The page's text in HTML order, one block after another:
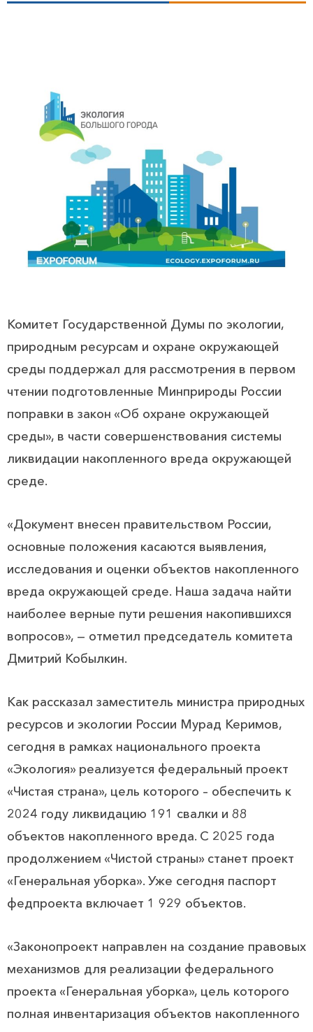
Комитет Государственной Думы по экологии,
природным ресурсам и охране окружающей
среды поддержал для рассмотрения в первом
чтении подготовленные Минприроды России
поправки в закон «Об охране окружающей
среды», в части совершенствования системы
ликвидации накопленного вреда окружающей
среде.
«Документ внесен правительством России,
основные положения касаются выявления,
исследования и оценки объектов накопленного
вреда окружающей среде. Наша задача найти
наиболее верные пути решения накопившихся
вопросов», — отметил председатель комитета
Дмитрий Кобылкин.
Как рассказал заместитель министра природных
ресурсов и экологии России Мурад Керимов,
сегодня в рамках национального проекта
«Экология» реализуется федеральный проект
«Чистая страна», цель которого – обеспечить к
2024 году ликвидацию 191 свалки и 88
объектов накопленного вреда. С 2025 года
продолжением «Чистой страны» станет проект
«Генеральная уборка». Уже сегодня паспорт
федпроекта включает 1 929 объектов.
«Законопроект направлен на создание правовых
механизмов для реализации федерального
проекта «Генеральная уборка», цель которого
полная инвентаризация объектов накопленного